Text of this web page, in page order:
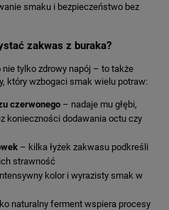
smaku i bezpieczeństwo bez
zakwas z buraka?
tylko zdrowy napój – to także
który wzbogaci smak wielu potraw:
czerwonego – nadaje mu głębi,
konieczności dodawania octu czy
– kilka łyżek zakwasu podkreśli
strawność
kolor i wyrazisty smak w
naturalny ferment wspiera procesy